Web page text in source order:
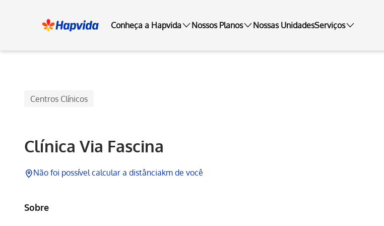
Conheça a Hapvida Nossos Planos Nossas UnidadesServiços
Centros Clínicos
Clínica Via Fascina
Não foi possível calcular a distânciakm de você
Sobre